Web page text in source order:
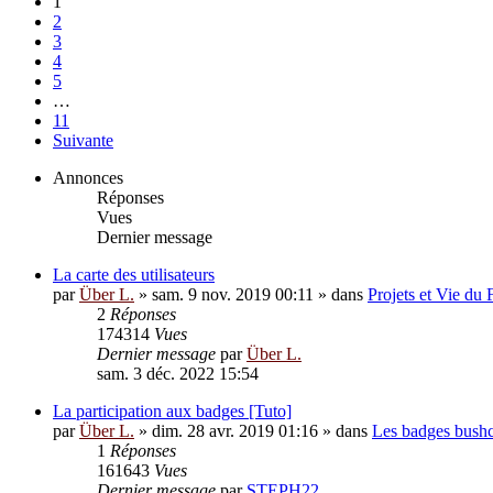
2
3
4
5
…
11
Suivante
Annonces
Réponses
Vues
Dernier message
La carte des utilisateurs
parÜber L. » sam. 9 nov. 2019 00:11 » dans Projets et Vie du
2 Réponses
174314 Vues
Dernier message parÜber L.
sam. 3 déc. 2022 15:54
La participation aux badges [Tuto]
parÜber L. » dim. 28 avr. 2019 01:16 » dans Les badges
1 Réponses
161643 Vues